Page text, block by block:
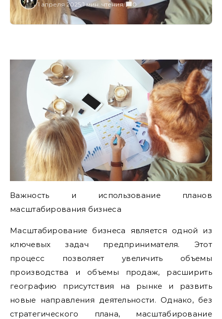
1 апреля 2025/1 мин. чтения/ 0
Важность и использование планов
масштабирования бизнеса
Масштабирование бизнеса является одной из
ключевых задач предпринимателя. Этот
процесс позволяет увеличить объемы
производства и объемы продаж, расширить
географию присутствия на рынке и развить
новые направления деятельности. Однако, без
стратегического плана, масштабирование